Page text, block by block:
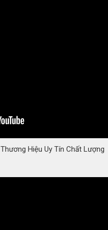
Hiệu Uy Tín Chất Lượng